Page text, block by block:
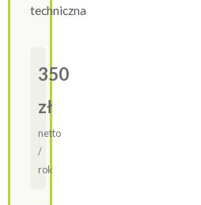
techniczna
350
zł
netto
/
rok